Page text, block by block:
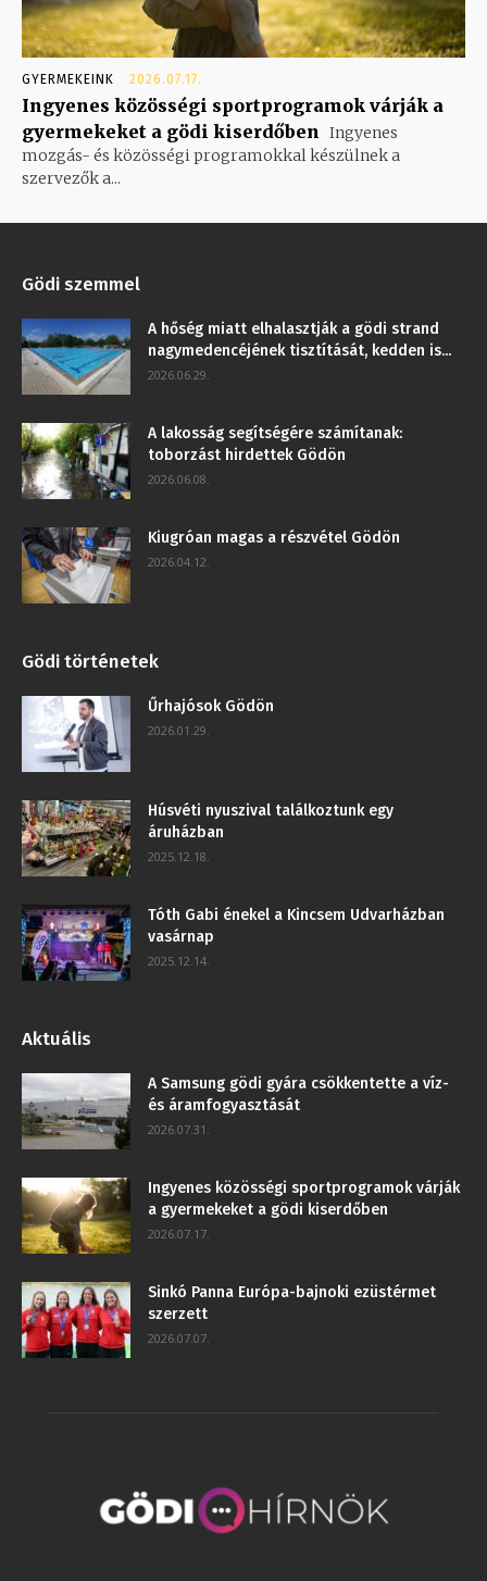
GYERMEKEINK 2026.07.17.
Ingyenes közösségi sportprogramok várják a
gyermekeket a gödi kiserdőben
Ingyenes
mozgás- és közösségi programokkal készülnek a
szervezők a...
Gödi szemmel
A hőség miatt elhalasztják a gödi strand
nagymedencéjének tisztítását, kedden is...
2026.06.29.
A lakosság segítségére számítanak:
toborzást hirdettek Gödön
2026.06.08.
Kiugróan magas a részvétel Gödön
2026.04.12.
Gödi történetek
Űrhajósok Gödön
2026.01.29.
Húsvéti nyuszival találkoztunk egy
áruházban
2025.12.18.
Tóth Gabi énekel a Kincsem Udvarházban
vasárnap
2025.12.14.
Aktuális
A Samsung gödi gyára csökkentette a víz-
és áramfogyasztását
2026.07.31.
Ingyenes közösségi sportprogramok várják
a gyermekeket a gödi kiserdőben
2026.07.17.
Sinkó Panna Európa-bajnoki ezüstérmet
szerzett
2026.07.07.